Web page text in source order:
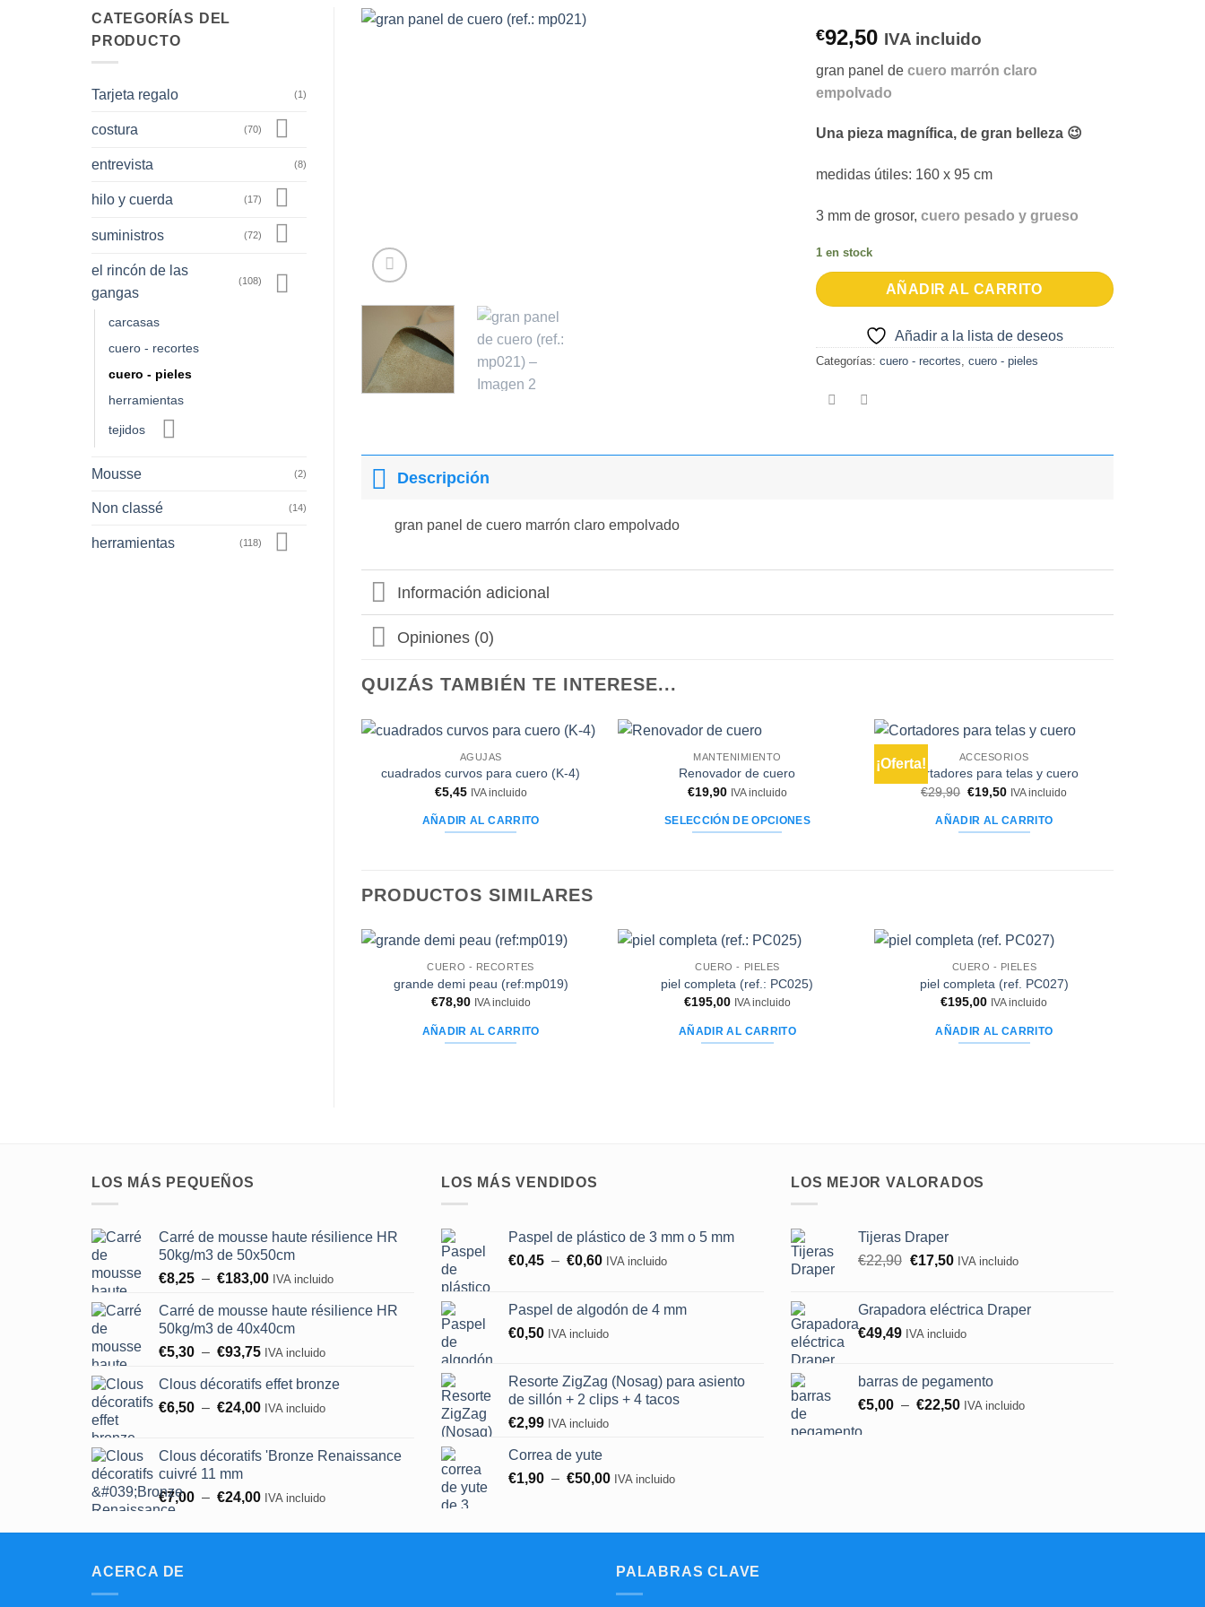
CATEGORÍAS DEL
PRODUCTO
Tarjeta regalo (1)
costura (70)
entrevista (8)
hilo y cuerda (17)
suministros (72)
el rincón de las
gangas
(108)
carcasas
cuero - recortes
cuero - pieles
herramientas
tejidos
Mousse (2)
Non classé (14)
herramientas (118)
€92,50 IVA incluido
gran panel de cuero marrón claro
empolvado
Una pieza magnífica, de gran belleza 😉
medidas útiles: 160 x 95 cm
3 mm de grosor, cuero pesado y grueso
1 en stock
AÑADIR AL CARRITO
Añadir a la lista de deseos
Categorías: cuero - recortes, cuero - pieles
Descripción
gran panel de cuero marrón claro empolvado
Información adicional
Opiniones (0)
QUIZÁS TAMBIÉN TE INTERESE...
Añadir
a la
AGUJAS
cuadrados curvos para cuero (K-4)
€5,45 IVA incluido
AÑADIR AL CARRITO
MANTENIMIENTO
Renovador de cuero
€19,90 IVA incluido
SELECCIÓN DE OPCIONES
Las
opciones
se
pueden
seleccionar
¡Oferta!
a la
lista de
ACCESORIOS
Cortadores para telas y cuero
€29,90 Le
initial
était :
€19,50Le
actuel
est :
IVA incluido
AÑADIR AL CARRITO
PRODUCTOS SIMILARES
Añadir
a la
CUERO - RECORTES
grande demi peau (ref:mp019)
€78,90 IVA incluido
AÑADIR AL CARRITO
Añadir
CUERO - PIELES
piel completa (ref.: PC025)
€195,00 IVA incluido
AÑADIR AL CARRITO
Añadir
CUERO - PIELES
piel completa (ref. PC027)
€195,00 IVA incluido
AÑADIR AL CARRITO
LOS MÁS PEQUEÑOS
Carré de mousse haute résilience HR
50kg/m3 de 50x50cm
€8,25 – €183,00Plage
prix :
€8,25
à
IVA incluido
Carré de mousse haute résilience HR
50kg/m3 de 40x40cm
€5,30 – €93,75Plage
prix :
€5,30
IVA incluido
Clous décoratifs effet bronze
€6,50 – €24,00Rango
entre
€
IVA incluido
Clous décoratifs 'Bronze Renaissance
cuivré 11 mm
€7,00 – €24,00Plage
prix :
IVA incluido
LOS MÁS VENDIDOS
Paspel de plástico de 3 mm o 5 mm
€0,45 – €0,60Rango
entre
0,45
0,60
€.
IVA incluido
Paspel de algodón de 4 mm
€0,50 IVA incluido
Resorte ZigZag (Nosag) para asiento
de sillón + 2 clips + 4 tacos
€2,99 IVA incluido
Correa de yute
€1,90 – €50,00Rango
entre
y
IVA incluido
LOS MEJOR VALORADOS
Tijeras Draper
€22,90 Le
était :
€22,90.
€17,50Le
est :
€17,50.
IVA incluido
Grapadora eléctrica Draper
€49,49 IVA incluido
barras de pegamento
€5,00 – €22,50Rango
22,50
IVA incluido
ACERCA DE PALABRAS CLAVE